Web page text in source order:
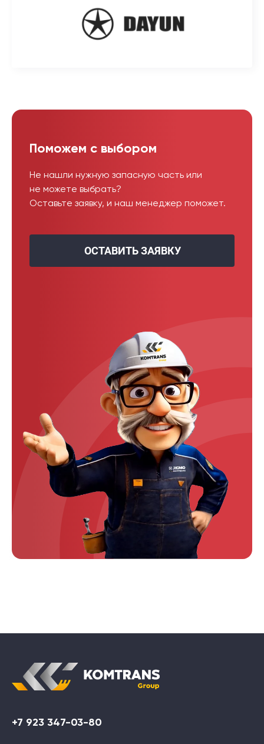
Поможем с выбором
Не нашли нужную запасную часть или
не можете выбрать?
Оставьте заявку, и наш менеджер поможет.
ОСТАВИТЬ ЗАЯВКУ
+7 923 347-03-80